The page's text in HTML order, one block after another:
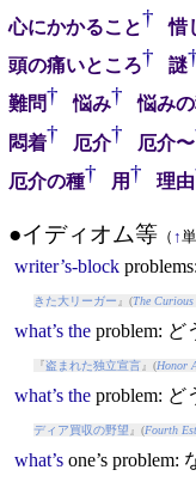
心にかかること† 惜
頭の痛いところ† 謎
難問† 悩み† 悩み
悶着† 厄介† 厄介〜
厄介の種† 用† 理由
●イディオム等（ ↑
writer’s-block problem
きた大リーガー 』(The Curious
what’s the problem: ど
『盗まれた独立宣言』(Honor
what’s the problem: ど
ディア買収の野望 』(Fourth
what’sone’s problem: